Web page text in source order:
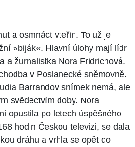
a osmnáct vteřin. To už je
»biják«. Hlavní úlohy mají lídr
a žurnalistka Nora Fridrichová.
v Poslanecké sněmovně.
Barrandov snímek nemá, ale
svědectvím doby. Nora
opustila po letech úspěšného
hodin Českou televizi, se dala
dráhu a vrhla se opět do